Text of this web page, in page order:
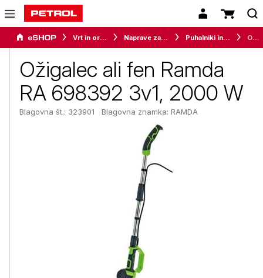
Vrt in orodje Naprave za vrt in okolico Puhalniki in sesalniki
Ožigalec ali fen Ramda
RA 698392 3v1, 2000 W
Blagovna št.: 323901 Blagovna znamka: RAMDA